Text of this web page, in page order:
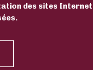
des sites Internet